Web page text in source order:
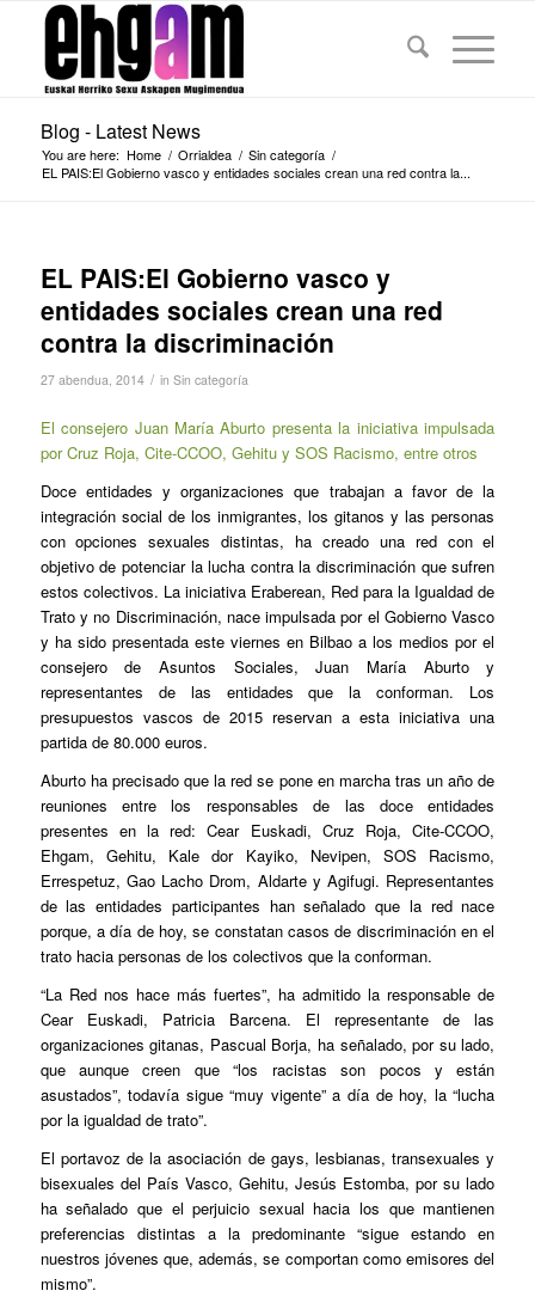
Blog - Latest News
You are here: Home / Orrialdea / Sin categoría /
EL PAIS:El Gobierno vasco y entidades sociales crean una red contra la...
EL PAIS:El Gobierno vasco y
entidades sociales crean una red
contra la discriminación
27 abendua, 2014 / in Sin categoría
El consejero Juan María Aburto presenta la iniciativa impulsada
por Cruz Roja, Cite-CCOO, Gehitu y SOS Racismo, entre otros
Doce entidades y organizaciones que trabajan a favor de la
integración social de los inmigrantes, los gitanos y las personas
con opciones sexuales distintas, ha creado una red con el
objetivo de potenciar la lucha contra la discriminación que sufren
estos colectivos. La iniciativa Eraberean, Red para la Igualdad de
Trato y no Discriminación, nace impulsada por el Gobierno Vasco
y ha sido presentada este viernes en Bilbao a los medios por el
consejero de Asuntos Sociales, Juan María Aburto y
representantes de las entidades que la conforman. Los
presupuestos vascos de 2015 reservan a esta iniciativa una
partida de 80.000 euros.
Aburto ha precisado que la red se pone en marcha tras un año de
reuniones entre los responsables de las doce entidades
presentes en la red: Cear Euskadi, Cruz Roja, Cite-CCOO,
Ehgam, Gehitu, Kale dor Kayiko, Nevipen, SOS Racismo,
Errespetuz, Gao Lacho Drom, Aldarte y Agifugi. Representantes
de las entidades participantes han señalado que la red nace
porque, a día de hoy, se constatan casos de discriminación en el
trato hacia personas de los colectivos que la conforman.
“La Red nos hace más fuertes”, ha admitido la responsable de
Cear Euskadi, Patricia Barcena. El representante de las
organizaciones gitanas, Pascual Borja, ha señalado, por su lado,
que aunque creen que “los racistas son pocos y están
asustados”, todavía sigue “muy vigente” a día de hoy, la “lucha
por la igualdad de trato”.
El portavoz de la asociación de gays, lesbianas, transexuales y
bisexuales del País Vasco, Gehitu, Jesús Estomba, por su lado
ha señalado que el perjuicio sexual hacia los que mantienen
preferencias distintas a la predominante “sigue estando en
nuestros jóvenes que, además, se comportan como emisores del
mismo”.